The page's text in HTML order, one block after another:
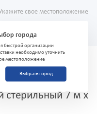
свое местоположение
города
быстрой организации
необходимо уточнить
местоположение
Выбрать город
Бинт
стерильный 7 м х